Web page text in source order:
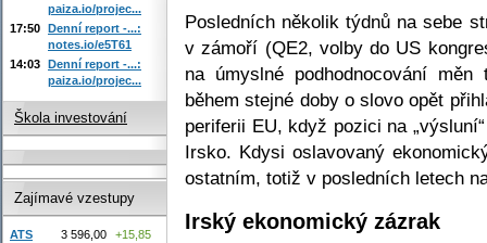
Posledních několik týdnů na sebe
v zámoří (QE2, volby do US
na úmyslné podhodnocování
během stejné doby o slovo opět
periferii EU, když pozici na
Irsko. Kdysi oslavovaný
ostatním, totiž v posledních letech
Irský ekonomický zázrak
paiza.io/projec...
17:50 Denní report -...:
notes.io/e5T61
14:03 Denní report -...:
paiza.io/projec...
Škola investování
Zajímavé vzestupy
ATS 3 596,00
+15,85